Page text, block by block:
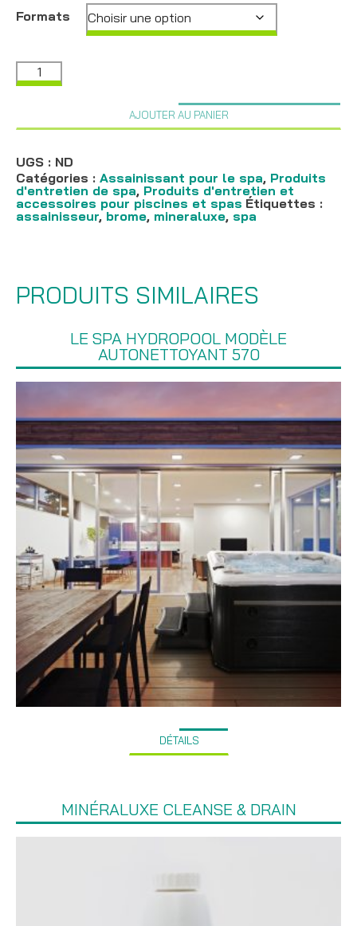
prix :
36,00$
à
Formats
quantité
de
en
Dazzle
AJOUTER AU PANIER
UGS : ND
Catégories : Assainissant pour le spa, Produits
d'entretien de spa, Produits d'entretien et
accessoires pour piscines et spas Étiquettes :
assainisseur, brome, mineraluxe, spa
PRODUITS SIMILAIRES
LE SPA HYDROPOOL MODÈLE
AUTONETTOYANT 570
DÉTAILS
MINÉRALUXE CLEANSE & DRAIN